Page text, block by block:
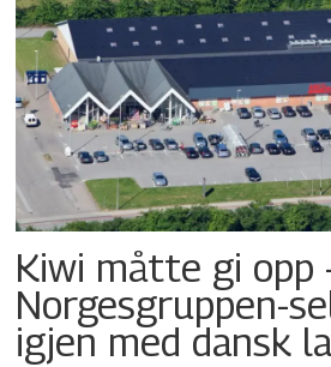
Kiwi måtte gi opp
Norgesgruppen-
igjen med dansk